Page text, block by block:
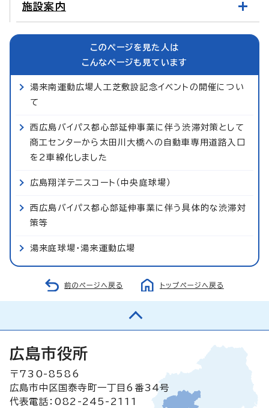
施設案内
このページを見た人は
こんなページも見ています
湯来南運動広場人工芝敷設記念イベントの開催につい
て
西広島バイパス都心部延伸事業に伴う渋滞対策として
商工センターから太田川大橋への自動車専用道路入口
を2車線化しました
広島翔洋テニスコート（中央庭球場）
西広島バイパス都心部延伸事業に伴う具体的な渋滞対
策等
湯来庭球場・湯来運動広場
前のページへ戻る トップページへ戻る
広島市役所
〒730-8586
広島市中区国泰寺町一丁目6番34号
代表電話：082-245-2111